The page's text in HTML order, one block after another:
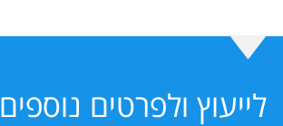
לייעוץ ולפרטים נוספים